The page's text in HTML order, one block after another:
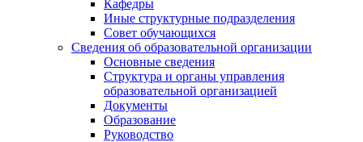
Кафедры
Иные структурные подразделения
Совет обучающихся
Сведения об образовательной организации
Основные сведения
Структура и органы управления
образовательной организацией
Документы
Образование
Руководство